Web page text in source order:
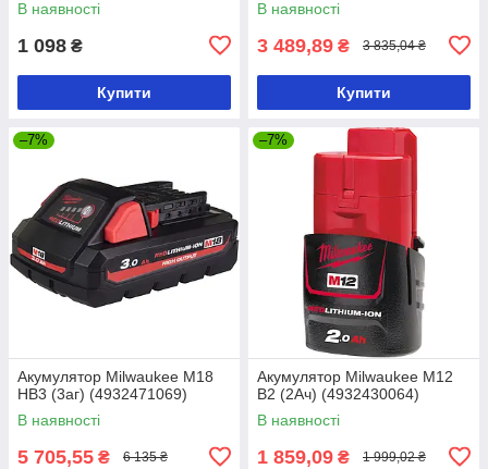
В наявності
1 098 ₴
Купити
В наявності
3 489,89 ₴ 3 835,04 ₴
Купити
–7%
Акумулятор Milwaukee M18
HB3 (3аг) (4932471069)
В наявності
5 705,55 ₴ 6 135 ₴
–7%
Акумулятор Milwaukee M12
B2 (2Ач) (4932430064)
В наявності
1 859,09 ₴ 1 999,02 ₴